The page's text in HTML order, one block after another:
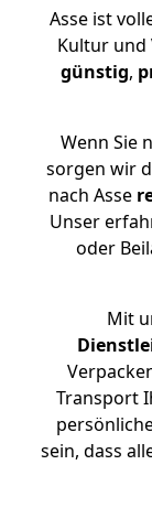
Asse ist
Kultur und
günstig,
Wenn Sie
sorgen wir
nach Asse
Unser
oder
Mit
Transport
sein, dass